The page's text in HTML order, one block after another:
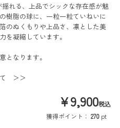
れる、上品でシックな存在感が魅
樹脂の球に、一粒一粒ていねいに
のぬくもりや上品さ、凛とした美
を凝縮しています。
となります。
て ＞＞
¥9,900税込
獲得ポイント： 270 pt